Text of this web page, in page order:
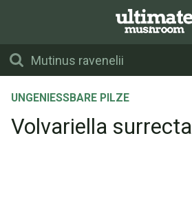
UNGENIESSBARE PILZE
Volvariella surrecta